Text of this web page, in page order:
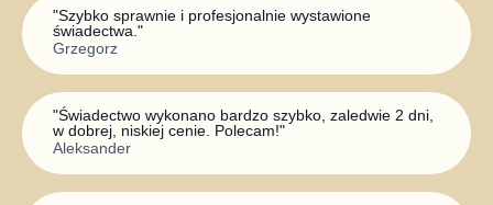
"Szybko sprawnie i profesjonalnie wystawione
świadectwa."
Grzegorz
"Świadectwo wykonano bardzo szybko, zaledwie 2 dni,
w dobrej, niskiej cenie. Polecam!"
Aleksander